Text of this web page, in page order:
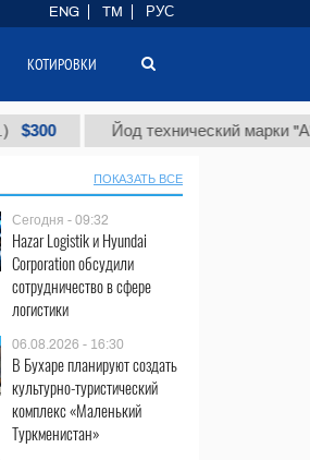
Йод технический марки "А" (т.)
ПОКАЗАТЬ ВСЕ
Сегодня - 09:32
Hazar Logistik и Hyundai
Corporation обсудили
сотрудничество в сфере
логистики
06.08.2026 - 16:30
В Бухаре планируют создать
культурно-туристический
комплекс «Маленький
Туркменистан»
ENG TM РУС
КОТИРОВКИ